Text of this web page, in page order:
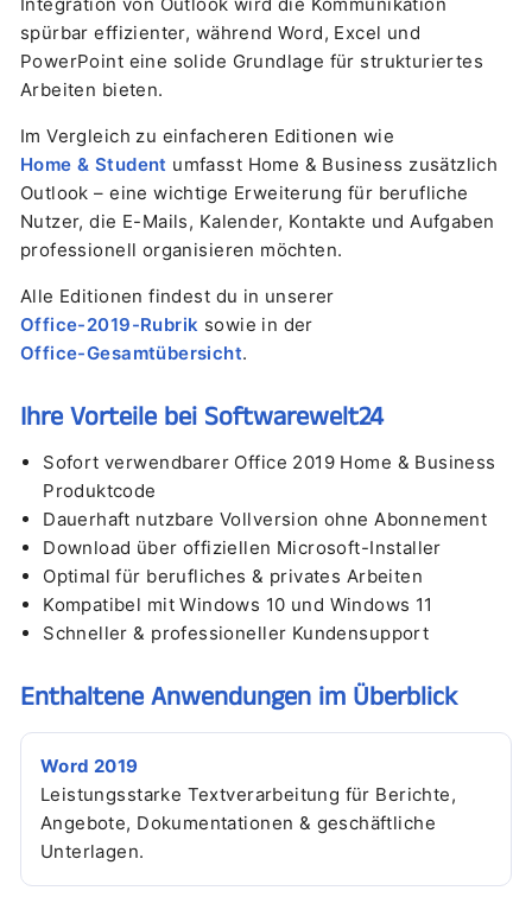
Integration von Outlook wird die Kommunikation
spürbar effizienter, während Word, Excel und
PowerPoint eine solide Grundlage für strukturiertes
Arbeiten bieten.
Im Vergleich zu einfacheren Editionen wie
Home & Student umfasst Home & Business zusätzlich
Outlook – eine wichtige Erweiterung für berufliche
Nutzer, die E-Mails, Kalender, Kontakte und Aufgaben
professionell organisieren möchten.
Alle Editionen findest du in unserer
Office-2019-Rubrik sowie in der
Office-Gesamtübersicht.
Ihre Vorteile bei Softwarewelt24
Sofort verwendbarer Office 2019 Home & Business
Produktcode
Dauerhaft nutzbare Vollversion ohne Abonnement
Download über offiziellen Microsoft-Installer
Optimal für berufliches & privates Arbeiten
Kompatibel mit Windows 10 und Windows 11
Schneller & professioneller Kundensupport
Enthaltene Anwendungen im Überblick
Word 2019
Leistungsstarke Textverarbeitung für Berichte,
Angebote, Dokumentationen & geschäftliche
Unterlagen.